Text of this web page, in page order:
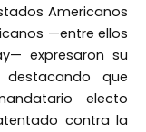
Americanos
—entre ellos
expresaron su
que
electo
contra la